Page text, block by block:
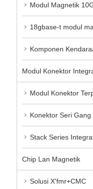
Modul Magnetik
18gbase-t modul
Komponen
Modul Konektor
Modul Konektor
Konektor Seri Gang
Stack Series
Chip Lan Magnetik
Solusi X'fmr+CMC